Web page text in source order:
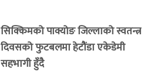
सिक्किमको पाक्योङ जिल्लाको स्वतन्त्र
दिवसको फुटबलमा हेटौंडा एकेडेमी
सहभागी हुँदै